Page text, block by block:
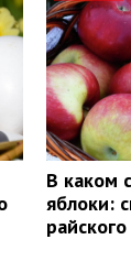
В каком
яблоки: